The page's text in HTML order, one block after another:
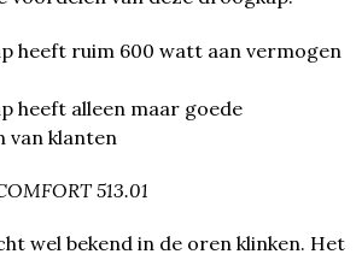
heeft ruim 600 watt aan vermogen
heeft alleen maar goede
van klanten
513.01
wel bekend in de oren klinken. Het